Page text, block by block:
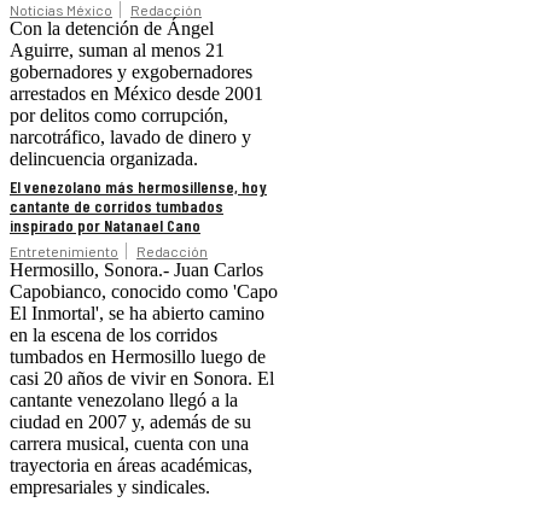
Noticias México Redacción
Con la detención de Ángel
Aguirre, suman al menos 21
gobernadores y exgobernadores
arrestados en México desde 2001
por delitos como corrupción,
narcotráfico, lavado de dinero y
delincuencia organizada.
El venezolano más hermosillense, hoy
cantante de corridos tumbados
inspirado por Natanael Cano
Entretenimiento Redacción
Hermosillo, Sonora.- Juan Carlos
Capobianco, conocido como 'Capo
El Inmortal', se ha abierto camino
en la escena de los corridos
tumbados en Hermosillo luego de
casi 20 años de vivir en Sonora. El
cantante venezolano llegó a la
ciudad en 2007 y, además de su
carrera musical, cuenta con una
trayectoria en áreas académicas,
empresariales y sindicales.